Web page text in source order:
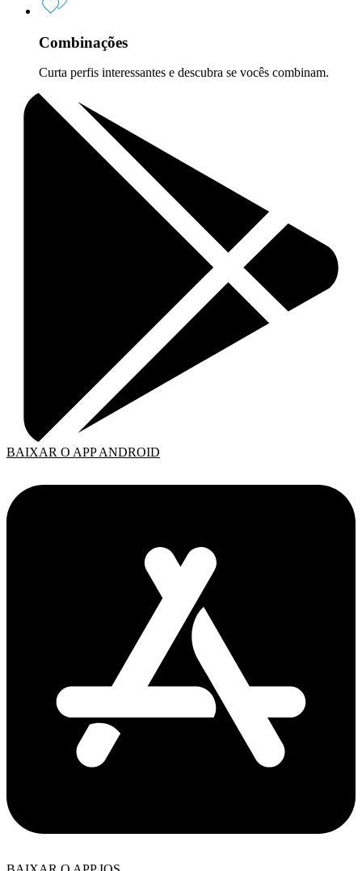
Combinações
Curta perfis interessantes e descubra se vocês combinam.
BAIXAR O APP ANDROID